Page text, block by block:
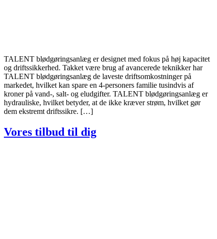
TALENT blødgøringsanlæg er designet med fokus på høj kapacitet
og driftssikkerhed. Takket være brug af avancerede teknikker har
TALENT blødgøringsanlæg de laveste driftsomkostninger på
markedet, hvilket kan spare en 4-personers familie tusindvis af
kroner på vand-, salt- og eludgifter. TALENT blødgøringsanlæg er
hydrauliske, hvilket betyder, at de ikke kræver strøm, hvilket gør
dem ekstremt driftssikre. […]
Vores tilbud til dig